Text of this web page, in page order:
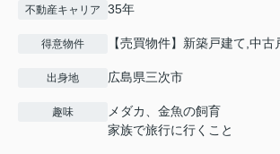
不動産キャリア 35年
得意物件 【売買物件】新築戸建て,中
出身地 広島県三次市
趣味
メダカ、金魚の飼育
家族で旅行に行くこと